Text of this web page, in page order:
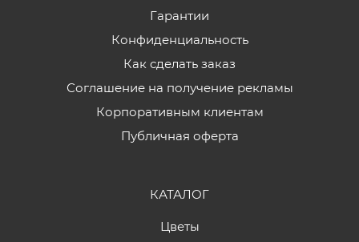
Гарантии
Конфиденциальность
Как сделать заказ
Соглашение на получение рекламы
Корпоративным клиентам
Публичная оферта
КАТАЛОГ
Цветы